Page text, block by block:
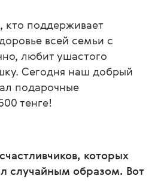
кто поддерживает
всей семьи с
любит ушастого
Сегодня наш добрый
подарочные
тенге!
которых
случайным образом. Вот